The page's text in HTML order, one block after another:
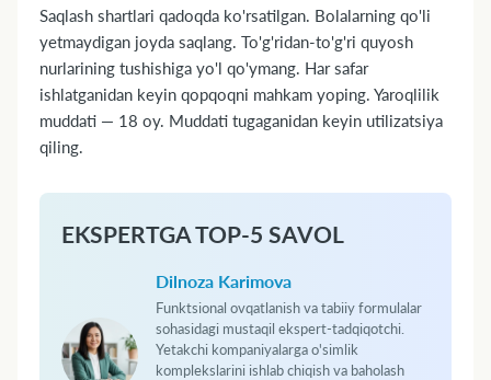
Saqlash shartlari qadoqda ko'rsatilgan. Bolalarning qo'li
yetmaydigan joyda saqlang. To'g'ridan-to'g'ri quyosh
nurlarining tushishiga yo'l qo'ymang. Har safar
ishlatganidan keyin qopqoqni mahkam yoping. Yaroqlilik
muddati — 18 oy. Muddati tugaganidan keyin utilizatsiya
qiling.
EKSPERTGA TOP-5 SAVOL
Dilnoza Karimova
Funktsional ovqatlanish va tabiiy formulalar
sohasidagi mustaqil ekspert-tadqiqotchi.
Yetakchi kompaniyalarga o'simlik
komplekslarini ishlab chiqish va baholash